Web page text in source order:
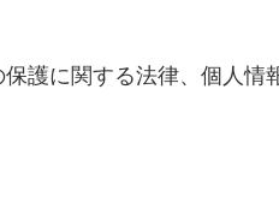
護に関する法律、個人情